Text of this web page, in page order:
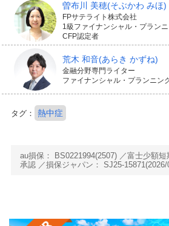
曽布川 美穂(そぶかわ みほ)
FPサテライト株式会社
1級ファイナンシャル・プラン
CFP認定者
荒木 和音(あらき かずね)
金融分野専門ライター
ファイナンシャル・プランニン
タグ： 熱中症
au損保： BS0221994(2507)
富士少額短
承認
損保ジャパン： SJ25-15871(2026/